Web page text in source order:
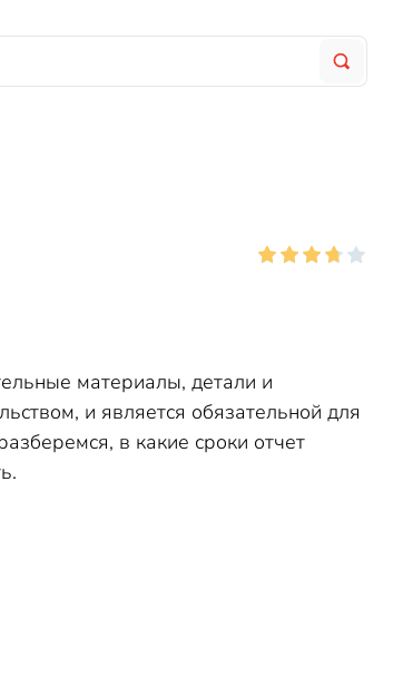
материалы, детали и
и является обязательной для
в какие сроки отчет